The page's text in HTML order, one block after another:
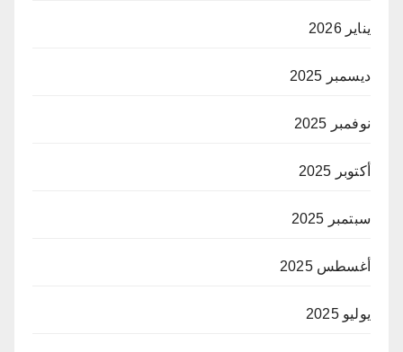
يناير 2026
ديسمبر 2025
نوفمبر 2025
أكتوبر 2025
سبتمبر 2025
أغسطس 2025
يوليو 2025